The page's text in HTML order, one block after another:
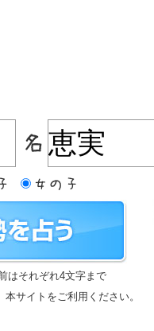
はそれぞれ4文字まで
本サイトをご利用ください。